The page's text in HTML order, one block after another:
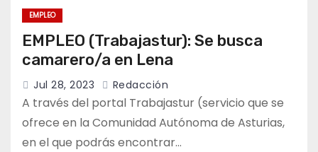
EMPLEO
EMPLEO (Trabajastur): Se busca
camarero/a en Lena
Jul 28, 2023 Redacción
A través del portal Trabajastur (servicio que se
ofrece en la Comunidad Autónoma de Asturias,
en el que podrás encontrar…